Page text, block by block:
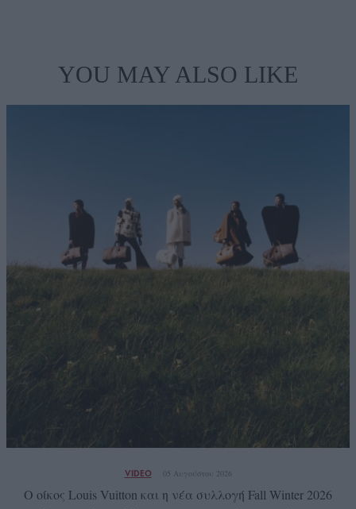
YOU MAY ALSO LIKE
VIDEO 05 Αυγούστου 2026
Ο οίκος Louis Vuitton και η νέα συλλογή Fall Winter 2026